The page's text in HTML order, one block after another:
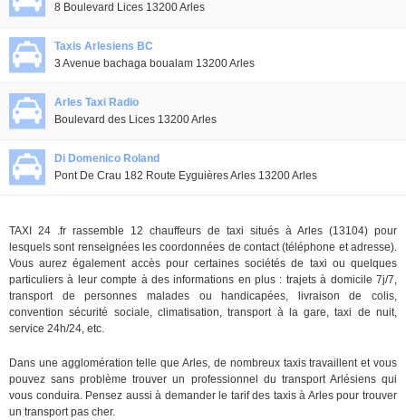
8 Boulevard Lices 13200 Arles
Taxis Arlesiens BC
3 Avenue bachaga boualam 13200 Arles
Arles Taxi Radio
Boulevard des Lices 13200 Arles
Di Domenico Roland
Pont De Crau 182 Route Eyguières Arles 13200 Arles
TAXI 24 .fr rassemble 12 chauffeurs de taxi situés à Arles (13104) pour
lesquels sont renseignées les coordonnées de contact (téléphone et adresse).
Vous aurez également accès pour certaines sociétés de taxi ou quelques
particuliers à leur compte à des informations en plus : trajets à domicile 7j/7,
transport de personnes malades ou handicapées, livraison de colis,
convention sécurité sociale, climatisation, transport à la gare, taxi de nuit,
service 24h/24, etc.
Dans une agglomération telle que Arles, de nombreux taxis travaillent et vous
pouvez sans problème trouver un professionnel du transport Arlésiens qui
vous conduira. Pensez aussi à demander le tarif des taxis à Arles pour trouver
un transport pas cher.